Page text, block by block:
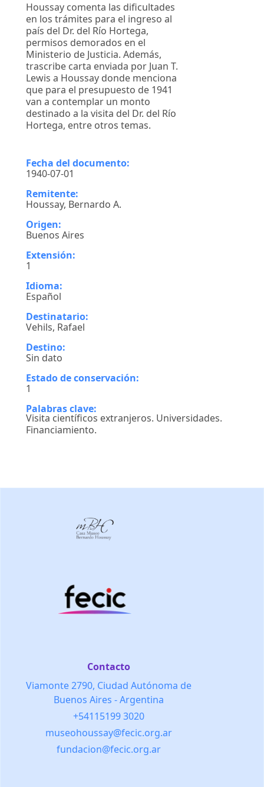
Houssay comenta las dificultades
en los trámites para el ingreso al
país del Dr. del Río Hortega,
permisos demorados en el
Ministerio de Justicia. Además,
trascribe carta enviada por Juan T.
Lewis a Houssay donde menciona
que para el presupuesto de 1941
van a contemplar un monto
destinado a la visita del Dr. del Río
Hortega, entre otros temas.
Fecha del documento:
1940-07-01
Remitente:
Houssay, Bernardo A.
Origen:
Buenos Aires
Extensión:
1
Idioma:
Español
Destinatario:
Vehils, Rafael
Destino:
Sin dato
Estado de conservación:
1
Palabras clave:
Visita científicos extranjeros. Universidades.
Financiamiento.
Contacto
Viamonte 2790, Ciudad Autónoma de
Buenos Aires - Argentina
+54115199 3020
museohoussay@fecic.org.ar
fundacion@fecic.org.ar